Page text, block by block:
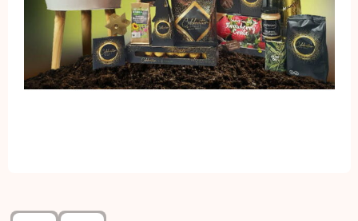
Kerst
Kinderen, Peuters en Baby's
Klokken, horloges en weerstations
Persoonlijke verzorging